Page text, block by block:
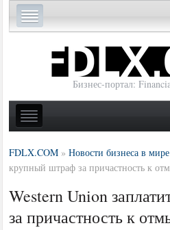
Бизнес-портал:
FDLX.COM »Новости бизнеса в мире
крупный штраф за причастность к
Western Union
за причастность к